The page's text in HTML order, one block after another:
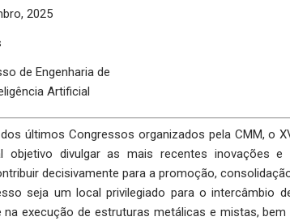
2025
de Engenharia de
Artificial
últimos Congressos organizados pela CMM, o
objetivo divulgar as mais recentes inovações
decisivamente para a promoção,
seja um local privilegiado para o intercâmbio
execução de estruturas metálicas e mistas,